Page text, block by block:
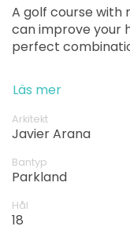
A golf course with
can improve your
perfect
Läs mer
Arkitekt
Javier Arana
Bantyp
Parkland
Hål
18